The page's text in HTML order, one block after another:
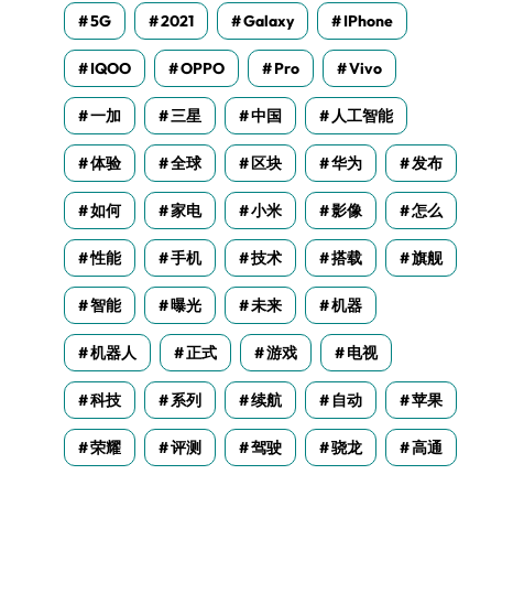
5G 2021 Galaxy IPhone
IQOO OPPO Pro Vivo
一加 三星 中国 人工智能
体验 全球 区块 华为 发布
如何 家电 小米 影像 怎么
性能 手机 技术 搭载 旗舰
智能 曝光 未来 机器
机器人 正式 游戏 电视
科技 系列 续航 自动 苹果
荣耀 评测 驾驶 骁龙 高通